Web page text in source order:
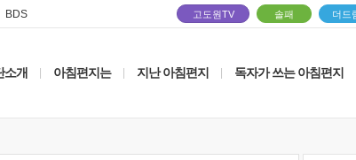
BDS 고도원TV 솔패 더드
소개 아침편지는 지난 아침편지 독자가 쓰는 아침편지